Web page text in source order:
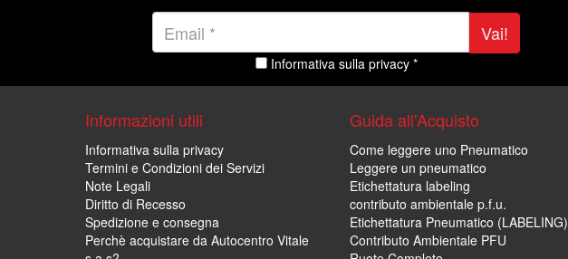
Vai!
Informativa sulla privacy *
Informazioni utili
Informativa sulla privacy
Termini e Condizioni dei Servizi
Note Legali
Diritto di Recesso
Spedizione e consegna
Perchè acquistare da Autocentro Vitale
Guida all'Acquisto
Come leggere uno Pneumatico
Leggere un pneumatico
Etichettatura labeling
contributo ambientale p.f.u.
Etichettatura Pneumatico (LABELING)
Contributo Ambientale PFU